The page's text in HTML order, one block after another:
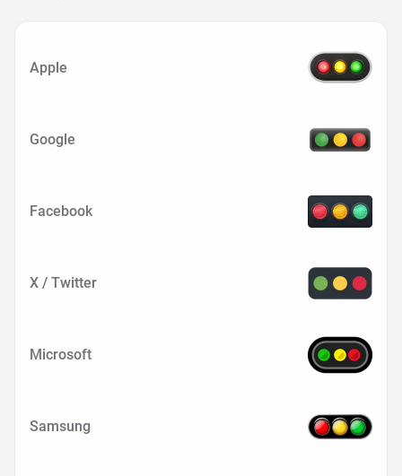
Apple
Google
Facebook
X / Twitter
Microsoft
Samsung